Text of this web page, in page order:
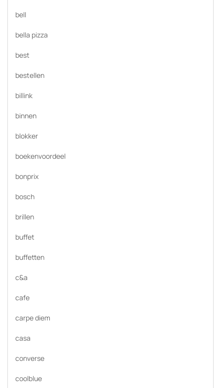
bell
bella pizza
best
bestellen
billink
binnen
blokker
boekenvoordeel
bonprix
bosch
brillen
buffet
buffetten
c&a
cafe
carpe diem
casa
converse
coolblue